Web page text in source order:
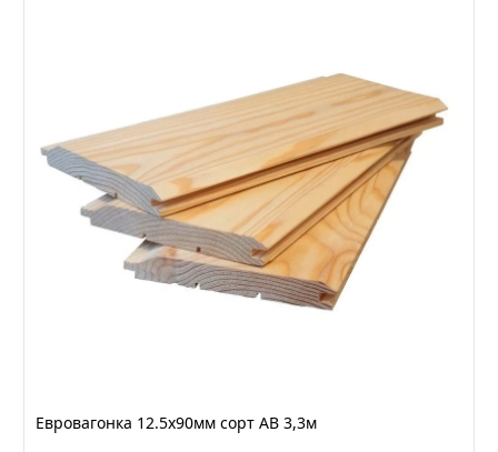
Евровагонка 12.5х90мм сорт АВ 3,3м